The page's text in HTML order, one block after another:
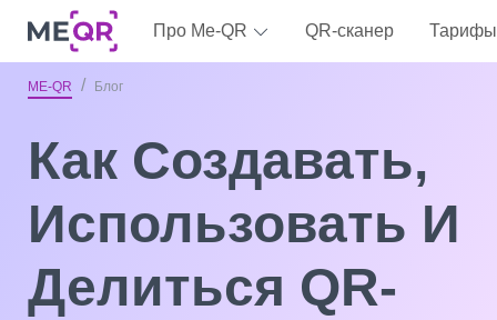
Про Me-QR QR-сканер Тарифы
ME-QR Блог
Как Создавать,
Использовать И
Делиться QR-